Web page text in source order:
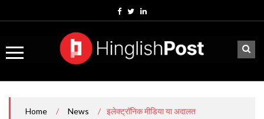
Home / News / इलेक्ट्रॉनिक मीडिया या अदालत